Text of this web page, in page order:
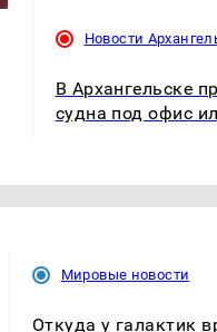
Новости
В Архангельске
судна под офис
Мировые новости
Откуда у галактик